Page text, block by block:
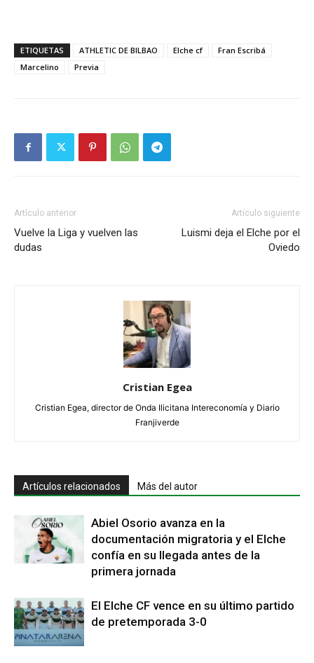
ETIQUETAS ATHLETIC DE BILBAO Elche cf
Fran Escribá
Marcelino
Previa
Artículo anterior
Vuelve la Liga y vuelven las
dudas
Artículo siguiente
Luismi deja el Elche por el
Oviedo
Cristian Egea
Cristian Egea, director de Onda Ilicitana Intereconomía y Diario
Franjiverde
Artículos relacionados Más del autor
Abiel Osorio avanza en la
documentación migratoria y el Elche
confía en su llegada antes de la
primera jornada
El Elche CF vence en su último partido
de pretemporada 3-0